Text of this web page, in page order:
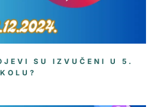
SU IZVUČENI U 5.
KOLU?